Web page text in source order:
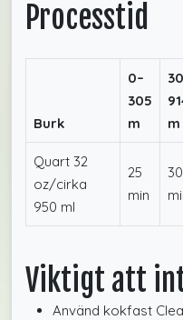
Processtid
Burk
0–
305
m
m
Quart 32
oz/cirka
950 ml
25
min
30
Viktigt att
Använd kokfast